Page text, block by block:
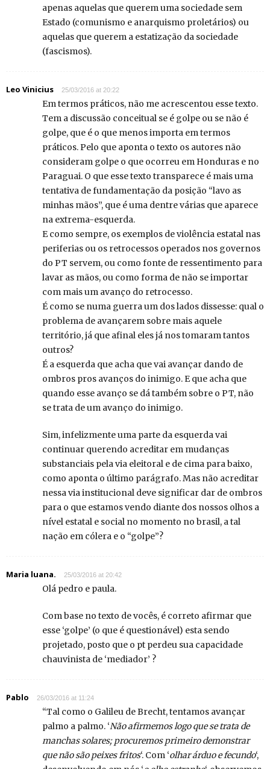
apenas aquelas que querem uma sociedade sem
Estado (comunismo e anarquismo proletários) ou
aquelas que querem a estatização da sociedade
(fascismos).
Leo Vinicius 25/03/2016 at 20:22
Em termos práticos, não me acrescentou esse texto.
Tem a discussão conceitual se é golpe ou se não é
golpe, que é o que menos importa em termos
práticos. Pelo que aponta o texto os autores não
consideram golpe o que ocorreu em Honduras e no
Paraguai. O que esse texto transparece é mais uma
tentativa de fundamentação da posição “lavo as
minhas mãos”, que é uma dentre várias que aparece
na extrema-esquerda.
E como sempre, os exemplos de violência estatal nas
periferias ou os retrocessos operados nos governos
do PT servem, ou como fonte de ressentimento para
lavar as mãos, ou como forma de não se importar
com mais um avanço do retrocesso.
É como se numa guerra um dos lados dissesse: qual o
problema de avançarem sobre mais aquele
território, já que afinal eles já nos tomaram tantos
outros?
É a esquerda que acha que vai avançar dando de
ombros pros avanços do inimigo. E que acha que
quando esse avanço se dá também sobre o PT, não
se trata de um avanço do inimigo.
Sim, infelizmente uma parte da esquerda vai
continuar querendo acreditar em mudanças
substanciais pela via eleitoral e de cima para baixo,
como aponta o último parágrafo. Mas não acreditar
nessa via institucional deve significar dar de ombros
para o que estamos vendo diante dos nossos olhos a
nível estatal e social no momento no brasil, a tal
nação em cólera e o “golpe”?
Maria luana. 25/03/2016 at 20:42
Olá pedro e paula.
Com base no texto de vocês, é correto afirmar que
esse ‘golpe’ (o que é questionável) esta sendo
projetado, posto que o pt perdeu sua capacidade
chauvinista de ‘mediador’ ?
Pablo 26/03/2016 at 11:24
“Tal como o Galileu de Brecht, tentamos avançar
palmo a palmo. ‘Não afirmemos logo que se trata de
manchas solares; procuremos primeiro demonstrar
que não são peixes fritos‘. Com ‘olhar árduo e fecundo‘,